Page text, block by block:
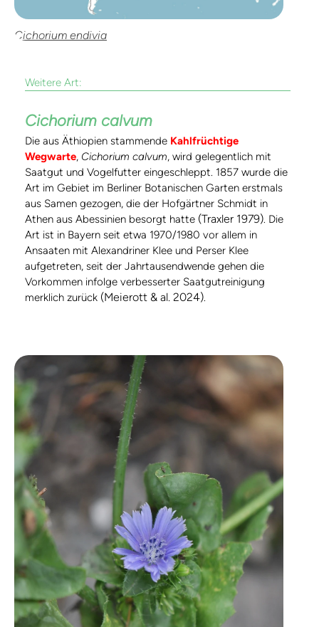
Cichorium endivia
Weitere Art:
Cichorium calvum
Die aus Äthiopien stammende Kahlfrüchtige
Wegwarte, Cichorium calvum, wird gelegentlich mit
Saatgut und Vogelfutter eingeschleppt. 1857 wurde die
Art im Gebiet im Berliner Botanischen Garten erstmals
aus Samen gezogen, die der Hofgärtner Schmidt in
Athen aus Abessinien besorgt hatte (Traxler 1979). Die
Art ist in Bayern seit etwa 1970/1980 vor allem in
Ansaaten mit Alexandriner Klee und Perser Klee
aufgetreten, seit der Jahrtausendwende gehen die
Vorkommen infolge verbesserter Saatgutreinigung
merklich zurück (Meierott & al. 2024).